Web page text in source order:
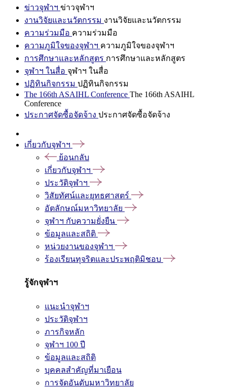
ข่าวจุฬาฯ ข่าวจุฬาฯ
งานวิจัยและนวัตกรรม งานวิจัยและนวัตกรรม
ความร่วมมือ ความร่วมมือ
ความภูมิใจของจุฬาฯ ความภูมิใจของจุฬาฯ
การศึกษาและหลักสูตร การศึกษาและหลักสูตร
จุฬาฯ ในสื่อ จุฬาฯ ในสื่อ
ปฏิทินกิจกรรม ปฏิทินกิจกรรม
The 166th ASAIHL Conference The 166th ASAIHL
Conference
ประกาศจัดซื้อจัดจ้าง ประกาศจัดซื้อจัดจ้าง
เกี่ยวกับจุฬาฯ
ย้อนกลับ
เกี่ยวกับจุฬาฯ
ประวัติจุฬาฯ
วิสัยทัศน์และยุทธศาสตร์
อัตลักษณ์มหาวิทยาลัย
จุฬาฯ กับความยั่งยืน
ข้อมูลและสถิติ
หน่วยงานของจุฬาฯ
ร้องเรียนทุจริตและประพฤติมิชอบ
รู้จักจุฬาฯ
แนะนำจุฬาฯ
ประวัติจุฬาฯ
ภารกิจหลัก
จุฬาฯ 100 ปี
ข้อมูลและสถิติ
บุคคลสำคัญที่มาเยือน
การจัดอันดับมหาวิทยาลัย